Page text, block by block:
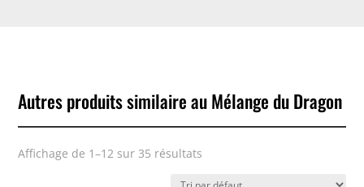
Autres produits similaire au Mélange du Dragon
Affichage de 1–12 sur 35 résultats